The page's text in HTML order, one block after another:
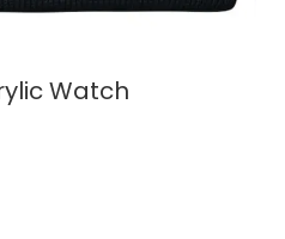
Watch